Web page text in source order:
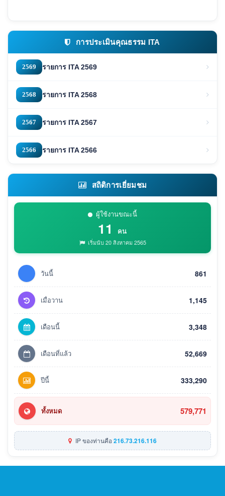
การประเมินคุณธรรม ITA
2569 รายการ ITA 2569
2568 รายการ ITA 2568
2567 รายการ ITA 2567
2566 รายการ ITA 2566
สถิติการเยี่ยมชม
ผู้ใช้งานขณะนี้
11 คน
เริ่มนับ 20 สิงหาคม 2565
วันนี้ 861
เมื่อวาน 1,145
เดือนนี้ 3,348
เดือนที่แล้ว 52,669
ปีนี้ 333,290
ทั้งหมด 579,771
IP ของท่านคือ216.73.216.116